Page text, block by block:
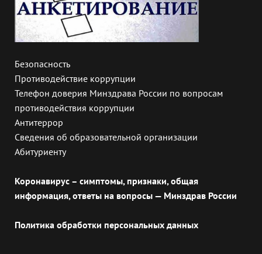
Безопасность
Противодействие коррупции
Телефон доверия Минздрава России по вопросам
противодействия коррупции
Антитеррор
Сведения об образовательной организации
Абитуриенту
Коронавирус – симптомы, признаки, общая
информация, ответы на вопросы — Минздрав России
Политика обработки персональных данных